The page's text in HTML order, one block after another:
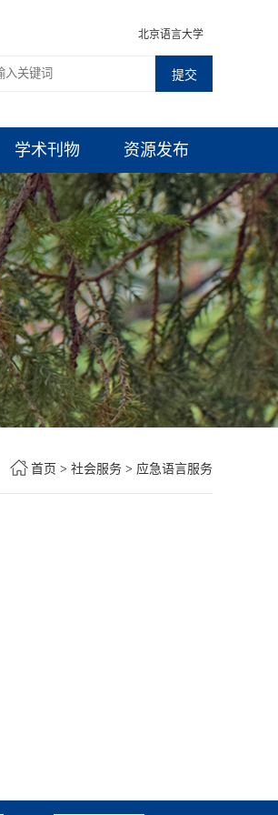
北京语言大学
学术刊物 资源发布
首页 > 社会服务 > 应急语言服务